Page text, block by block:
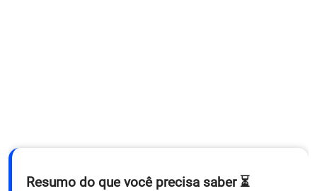
Resumo do que você precisa saber ⏳